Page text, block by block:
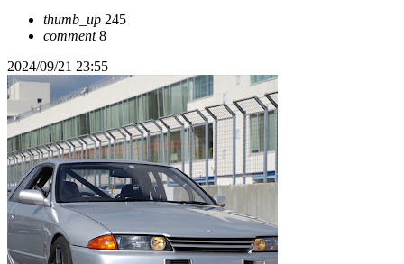
thumb_up 245
comment8
2024/09/21 23:55